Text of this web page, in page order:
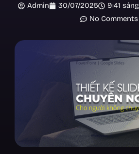
Admin 30/07/2025 9:41 sáng
No Comments